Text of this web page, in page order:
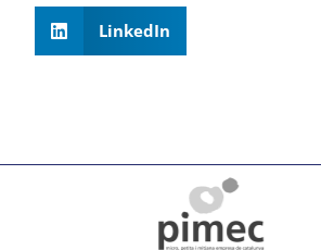
LinkedIn